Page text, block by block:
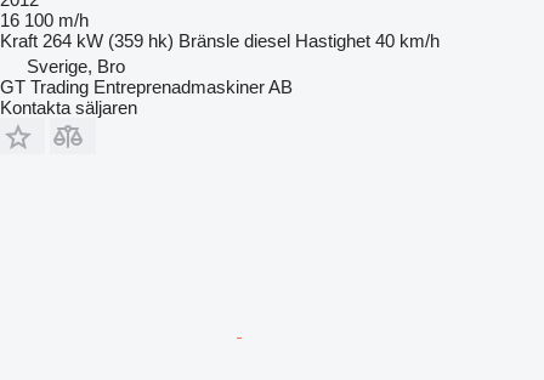
16 100 m/h
Kraft 264 kW (359 hk) Bränsle diesel Hastighet 40 km/h
Sverige, Bro
GT Trading Entreprenadmaskiner AB
Kontakta säljaren